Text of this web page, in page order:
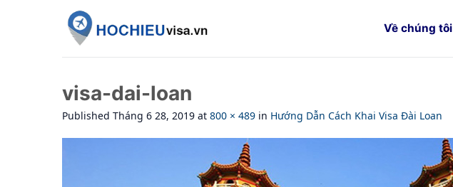
Về chúng tôi
visa-dai-loan
Published Tháng 6 28, 2019 at 800 × 489 in Hướng Dẫn Cách Khai Visa Đài Loan